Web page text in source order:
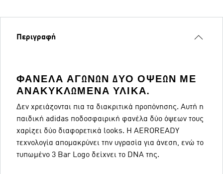
Περιγραφή
ΦΑΝΈΛΑ ΑΓΏΝΩΝ ΔΎΟ ΌΨΕΩΝ ΜΕ
ΑΝΑΚΥΚΛΩΜΈΝΑ ΥΛΙΚΆ.
Δεν χρειάζονται πια τα διακριτικά προπόνησης. Αυτή η
παιδική adidas ποδοσφαιρική φανέλα δύο όψεων τους
χαρίζει δύο διαφoρετικά looks. H AEROREADY
τεχνολογία απομακρύνει την υγρασία για άνεση, ενώ το
τυπωμένο 3 Bar Logo δείχνει τo DNA της.